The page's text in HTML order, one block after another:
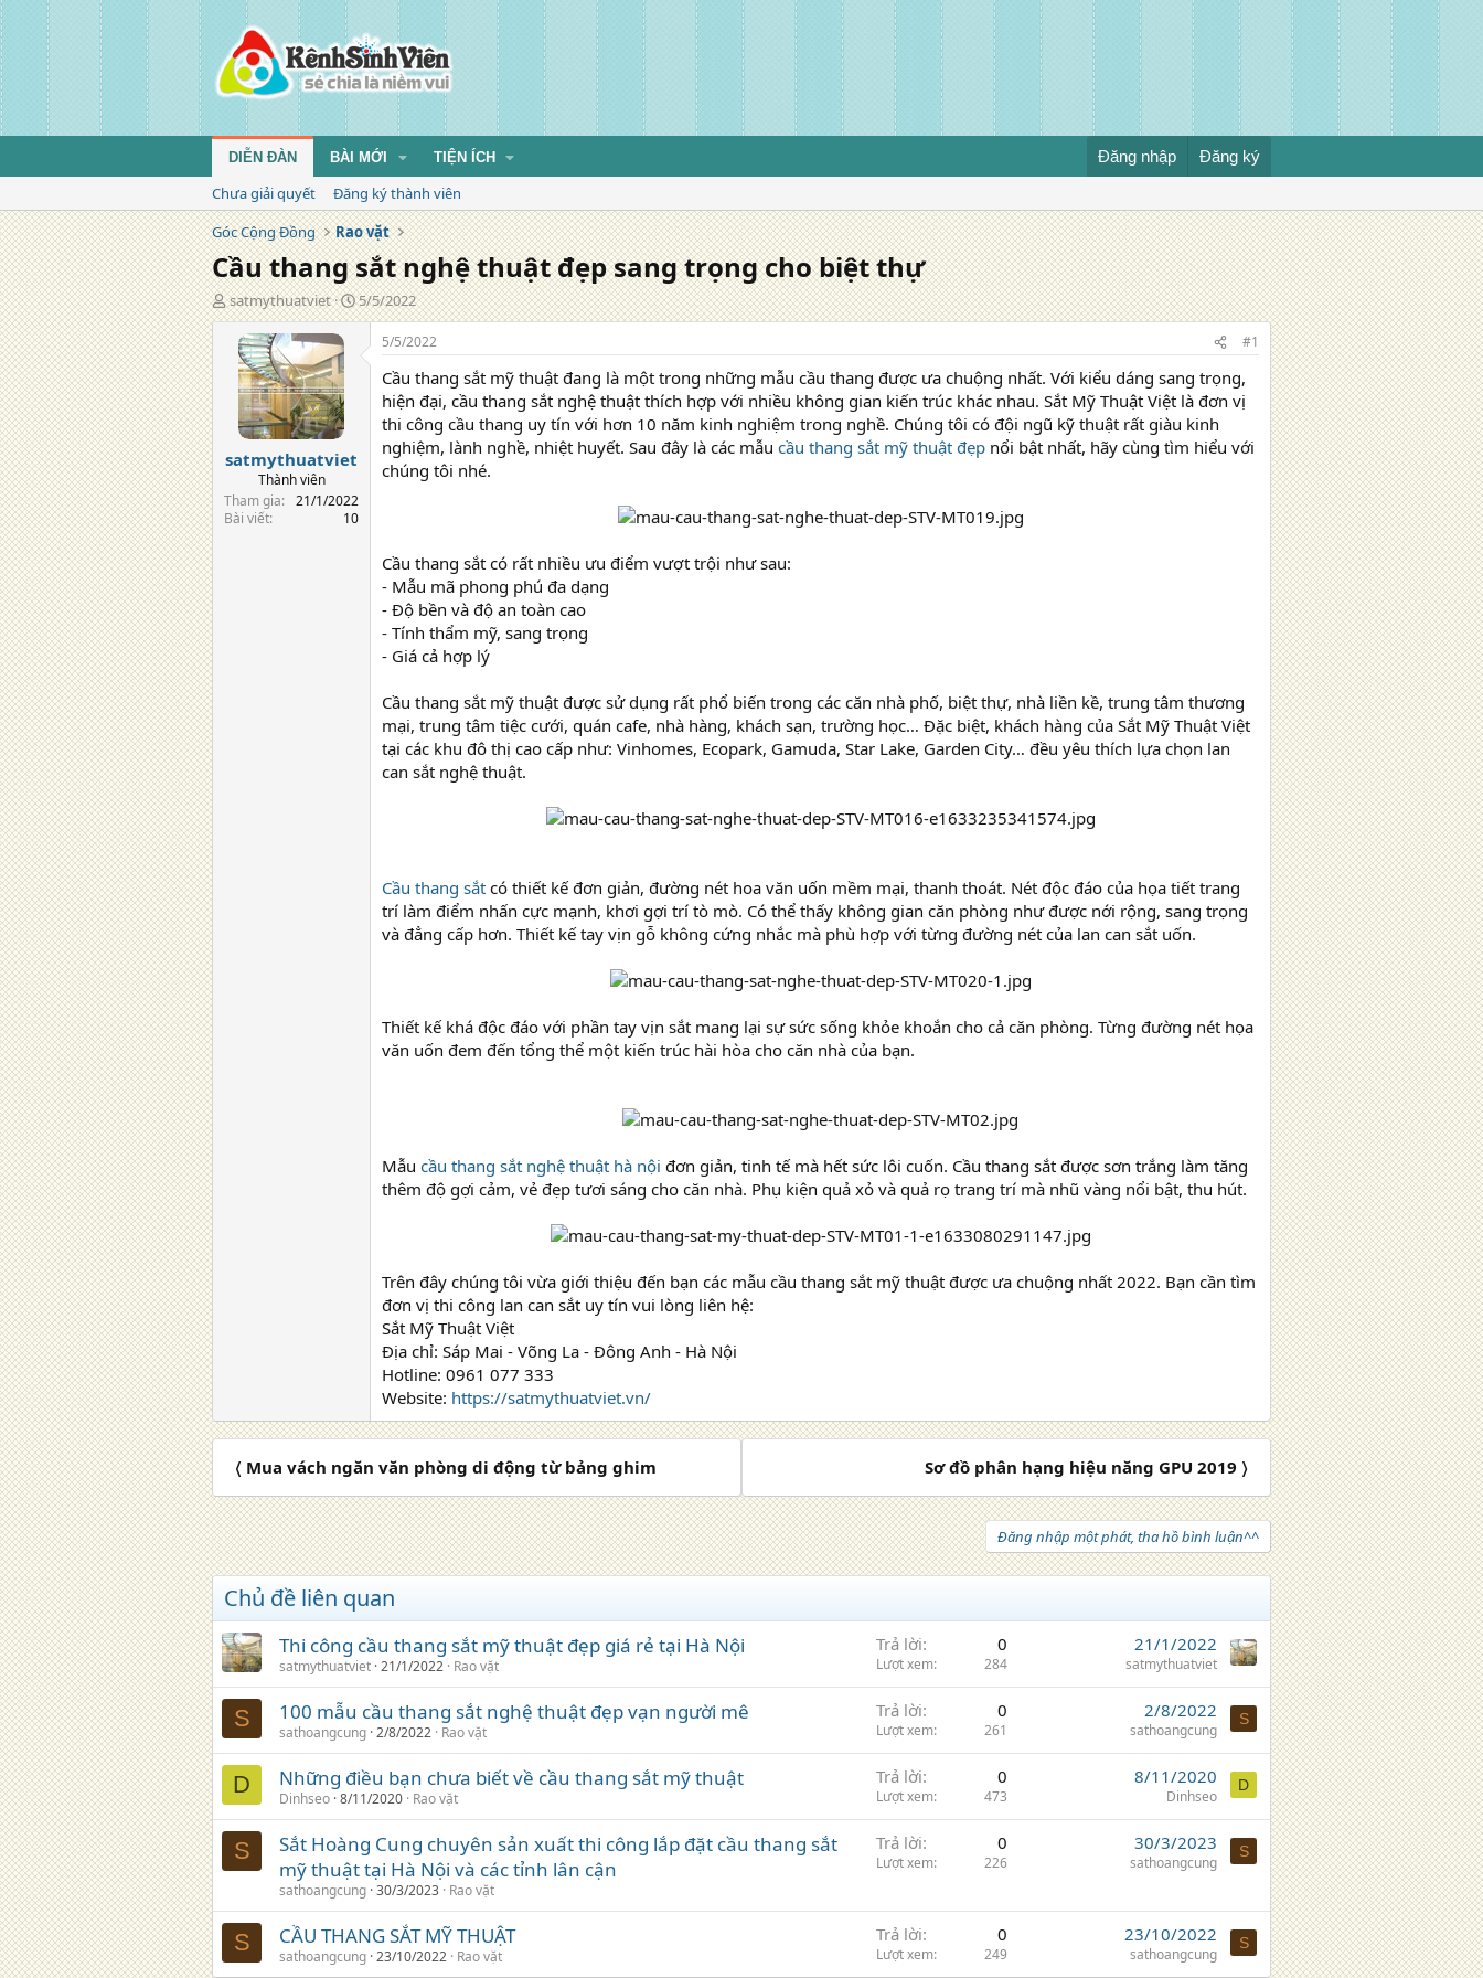
DIỄN ĐÀN BÀI MỚI TIỆN ÍCH Đăng nhập Đăng ký
Chưa giải quyết
Đăng ký thành viên
Góc Cộng Đồng
Rao vặt
Cầu thang sắt nghệ thuật đẹp sang trọng cho biệt thự
T
á
satmythuatviet
N
g
y
5/5/2022
satmythuatviet
Thành viên
Tham gia
21/1/2022
Bài viết
10
5/5/2022 #1
Cầu thang sắt mỹ thuật đang là một trong những mẫu cầu thang được ưa chuộng nhất. Với kiểu dáng sang trọng,
hiện đại, cầu thang sắt nghệ thuật thích hợp với nhiều không gian kiến trúc khác nhau. Sắt Mỹ Thuật Việt là đơn vị
thi công cầu thang uy tín với hơn 10 năm kinh nghiệm trong nghề. Chúng tôi có đội ngũ kỹ thuật rất giàu kinh
nghiệm, lành nghề, nhiệt huyết. Sau đây là các mẫu cầu thang sắt mỹ thuật đẹp nổi bật nhất, hãy cùng tìm hiểu với
chúng tôi nhé.
Cầu thang sắt có rất nhiều ưu điểm vượt trội như sau:
- Mẫu mã phong phú đa dạng
- Độ bền và độ an toàn cao
- Tính thẩm mỹ, sang trọng
- Giá cả hợp lý
Cầu thang sắt mỹ thuật được sử dụng rất phổ biến trong các căn nhà phố, biệt thự, nhà liền kề, trung tâm thương
mại, trung tâm tiệc cưới, quán cafe, nhà hàng, khách sạn, trường học… Đặc biệt, khách hàng của Sắt Mỹ Thuật Việt
tại các khu đô thị cao cấp như: Vinhomes, Ecopark, Gamuda, Star Lake, Garden City… đều yêu thích lựa chọn lan
can sắt nghệ thuật.
Cầu thang sắt có thiết kế đơn giản, đường nét hoa văn uốn mềm mại, thanh thoát. Nét độc đáo của họa tiết trang
trí làm điểm nhấn cực mạnh, khơi gợi trí tò mò. Có thể thấy không gian căn phòng như được nới rộng, sang trọng
và đẳng cấp hơn. Thiết kế tay vịn gỗ không cứng nhắc mà phù hợp với từng đường nét của lan can sắt uốn.
Thiết kế khá độc đáo với phần tay vịn sắt mang lại sự sức sống khỏe khoắn cho cả căn phòng. Từng đường nét họa
văn uốn đem đến tổng thể một kiến trúc hài hòa cho căn nhà của bạn.
Mẫu cầu thang sắt nghệ thuật hà nội đơn giản, tinh tế mà hết sức lôi cuốn. Cầu thang sắt được sơn trắng làm tăng
thêm độ gợi cảm, vẻ đẹp tươi sáng cho căn nhà. Phụ kiện quả xỏ và quả rọ trang trí mà nhũ vàng nổi bật, thu hút.
Trên đây chúng tôi vừa giới thiệu đến bạn các mẫu cầu thang sắt mỹ thuật được ưa chuộng nhất 2022. Bạn cần tìm
đơn vị thi công lan can sắt uy tín vui lòng liên hệ:
Sắt Mỹ Thuật Việt
Địa chỉ: Sáp Mai - Võng La - Đông Anh - Hà Nội
Hotline: 0961 077 333
Website: https://satmythuatviet.vn/
〈 Mua vách ngăn văn phòng di động từ bảng ghim Sơ đồ phân hạng hiệu năng GPU 2019 〉
Đăng nhập một phát, tha hồ bình luận^^
Chủ đề liên quan
Thi công cầu thang sắt mỹ thuật đẹp giá rẻ tại Hà Nội
satmythuatviet 21/1/2022 Rao vặt
Trả lời 0
Lượt xem 284
21/1/2022
satmythuatviet
S 100 mẫu cầu thang sắt nghệ thuật đẹp vạn người mê
sathoangcung 2/8/2022 Rao vặt
Trả lời 0
Lượt xem 261
2/8/2022
sathoangcung
S
D Những điều bạn chưa biết về cầu thang sắt mỹ thuật
Dinhseo 8/11/2020 Rao vặt
Trả lời 0
Lượt xem 473
8/11/2020
Dinhseo
D
S
Sắt Hoàng Cung chuyên sản xuất thi công lắp đặt cầu thang sắt
mỹ thuật tại Hà Nội và các tỉnh lân cận
sathoangcung 30/3/2023 Rao vặt
Trả lời 0
Lượt xem 226
30/3/2023
sathoangcung
S
S CẦU THANG SẮT MỸ THUẬT
sathoangcung 23/10/2022 Rao vặt
Trả lời 0
Lượt xem 249
23/10/2022
sathoangcung
S